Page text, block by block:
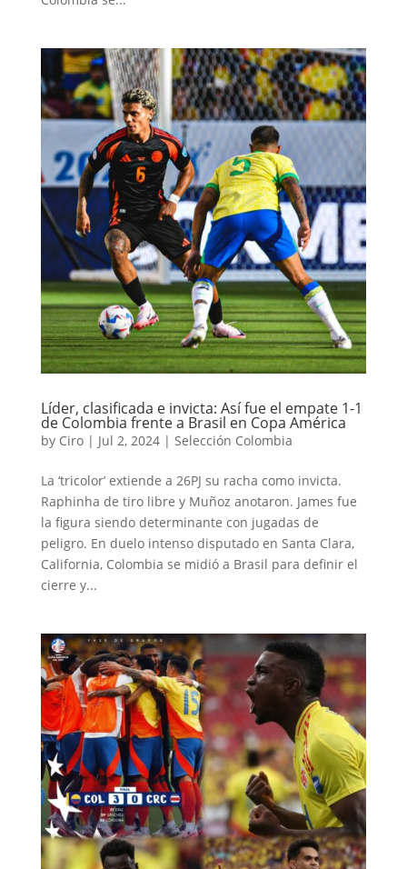
Líder, clasificada e invicta: Así fue el empate 1-1
de Colombia frente a Brasil en Copa América
by Ciro| Jul 2, 2024| Selección Colombia
La ‘tricolor’ extiende a 26PJ su racha como invicta.
Raphinha de tiro libre y Muñoz anotaron. James fue
la figura siendo determinante con jugadas de
peligro. En duelo intenso disputado en Santa Clara,
California, Colombia se midió a Brasil para definir el
cierre y...